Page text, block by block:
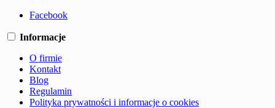
Facebook
Informacje
O firmie
Kontakt
Blog
Regulamin
Polityka prywatności i informacje o cookies